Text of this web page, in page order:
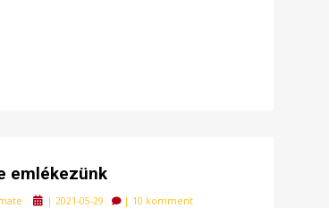
emlékezünk
Posted
|2021-05-29 | 10 komment